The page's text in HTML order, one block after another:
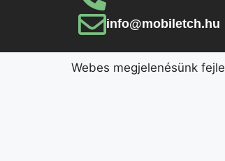
info@mobiletch.hu
Webes megjelenésünk